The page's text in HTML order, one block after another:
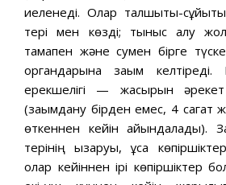
иеленеді. Олар талшықты-
тері мен көзді; ты­ныс алу
тамақпен және сумен бірге
органдарына зақым келтіреді.
ерекшелігі — жасырын
(зақымдану бірден емес, 4 сагат
өткеннен кейін айқындалады).
терінің қызаруы, ұсақ
олар кейіннен ірі көпіршіктер